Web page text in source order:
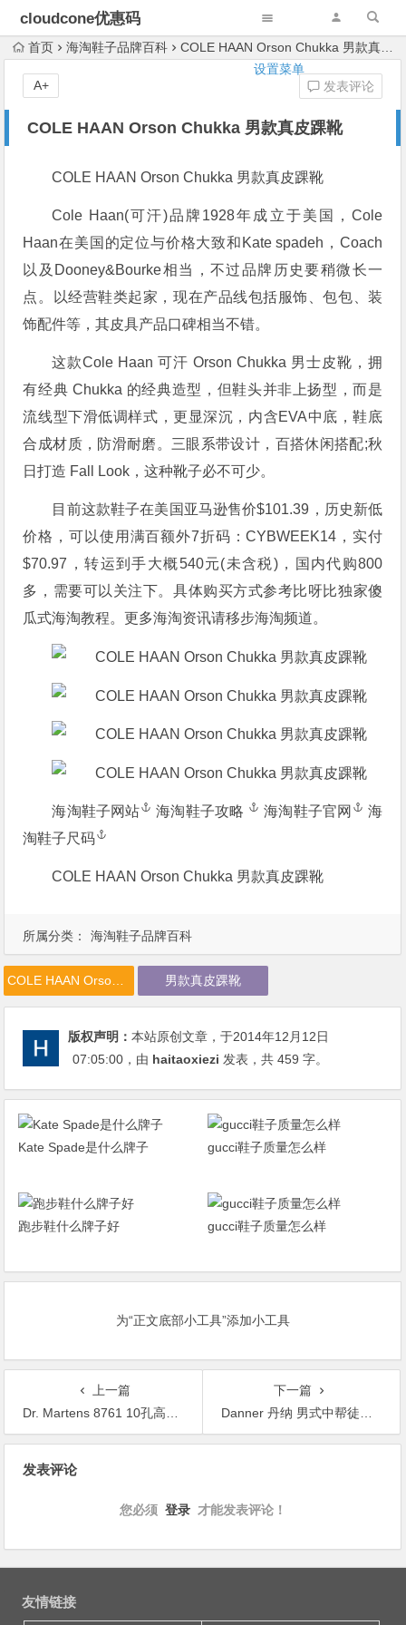
cloudcone优惠码
设置菜单
首页 海淘鞋子品牌百科 COLE HAAN Orson Chukka 男款真皮踝靴
COLE HAAN Orson Chukka 男款真皮踝靴
发表评论
A+
所属分类： 海淘鞋子品牌百科
COLE HAAN Orson Chukka 男款真皮踝靴
Cole Haan(可汗)品牌1928年成立于美国，Cole
Haan在美国的定位与价格大致和Kate spadeh，Coach
以及Dooney&Bourke相当，不过品牌历史要稍微长一
点。以经营鞋类起家，现在产品线包括服饰、包包、装
饰配件等，其皮具产品口碑相当不错。
这款Cole Haan 可汗 Orson Chukka 男士皮靴，拥
有经典 Chukka 的经典造型，但鞋头并非上扬型，而是
流线型下滑低调样式，更显深沉，内含EVA中底，鞋底
合成材质，防滑耐磨。三眼系带设计，百搭休闲搭配;秋
日打造 Fall Look，这种靴子必不可少。
目前这款鞋子在美国亚马逊售价$101.39，历史新低
价格，可以使用满百额外7折码：CYBWEEK14，实付
$70.97，转运到手大概540元(未含税)，国内代购800
多，需要可以关注下。具体购买方式参考比呀比独家傻
瓜式海淘教程。更多海淘资讯请移步海淘频道。
海淘鞋子网站 海淘鞋子攻略 海淘鞋子官网
海
淘鞋子尺码
COLE HAAN Orson Chukka 男款真皮踝靴
男款真皮踝靴
版权声明：本站原创文章，于2014年12月12日
07:05:00 ，由 haitaoxiezi 发表，共 459 字。
Kate Spade是什么牌子 gucci鞋子质量怎么样
跑步鞋什么牌子好 gucci鞋子质量怎么样
为“正文底部小工具”添加小工具
上一篇
Dr. Martens 8761 10孔高帮中性马丁靴
下一篇
Danner 丹纳 男式中帮徒步靴
发表评论
您必须 登录 才能发表评论！
友情链接